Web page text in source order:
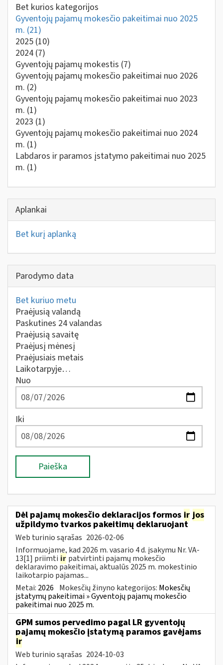
Bet kurios kategorijos
Gyventojų pajamų mokesčio pakeitimai nuo 2025
m. (21)
2025 (10)
2024 (7)
Gyventojų pajamų mokestis (7)
Gyventojų pajamų mokesčio pakeitimai nuo 2026
m. (2)
Gyventojų pajamų mokesčio pakeitimai nuo 2023
m. (1)
2023 (1)
Gyventojų pajamų mokesčio pakeitimai nuo 2024
m. (1)
Labdaros ir paramos įstatymo pakeitimai nuo 2025
m. (1)
Aplankai
Bet kurį aplanką
Parodymo data
Bet kuriuo metu
Praėjusią valandą
Paskutines 24 valandas
Praėjusią savaitę
Praėjusį mėnesį
Praėjusiais metais
Laikotarpyje…
Nuo
Iki
Paieška
Dėl pajamų mokesčio deklaracijos formos ir jos
užpildymo tvarkos pakeitimų deklaruojant
Web turinio sąrašas 2026-02-06
Informuojame, kad 2026 m. vasario 4 d. įsakymu Nr. VA-
13[1] priimti ir patvirtinti pajamų mokesčio
deklaravimo pakeitimai, aktualūs 2025 m. mokestinio
laikotarpio pajamas...
Metai: 2026 Mokesčių žinyno kategorijos: Mokesčių
įstatymų pakeitimai » Gyventojų pajamų mokesčio
pakeitimai nuo 2025 m.
GPM sumos pervedimo pagal LR gyventojų
pajamų mokesčio įstatymą paramos gavėjams
ir
Web turinio sąrašas 2024-10-03